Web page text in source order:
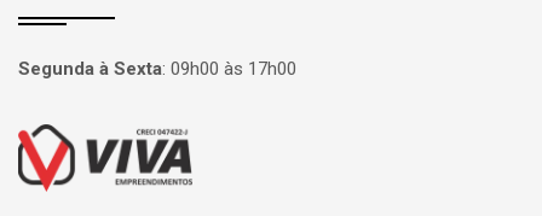
Segunda à Sexta: 09h00 às 17h00
Página inicial